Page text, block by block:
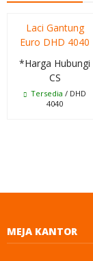
Laci Gantung
Euro DHD 4040
*Harga Hubungi
CS
Tersedia / DHD
4040
MEJA KANTOR